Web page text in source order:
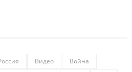
Видео
Война